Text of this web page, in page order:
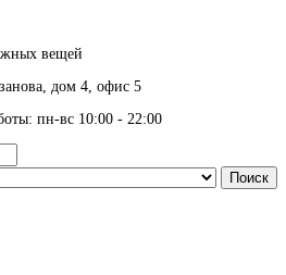
вещей
дом 4, офис 5
пн-вс 10:00 - 22:00